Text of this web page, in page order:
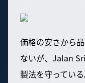
価格の安さから
ないが、Jalan
製法を守ってい